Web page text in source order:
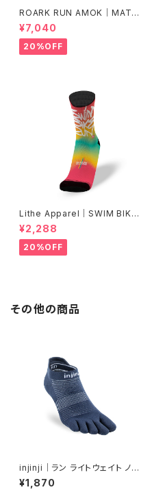
ROARK RUN AMOK｜MATHI
S CORE SS col.SUNBURST
¥7,040
20%OFF
Lithe Apparel｜SWIM BIKE
RUN [COLOR]
¥2,288
20%OFF
その他の商品
injinji｜ラン ライトウェイト ノー
ショー（ネイビー）
¥1,870